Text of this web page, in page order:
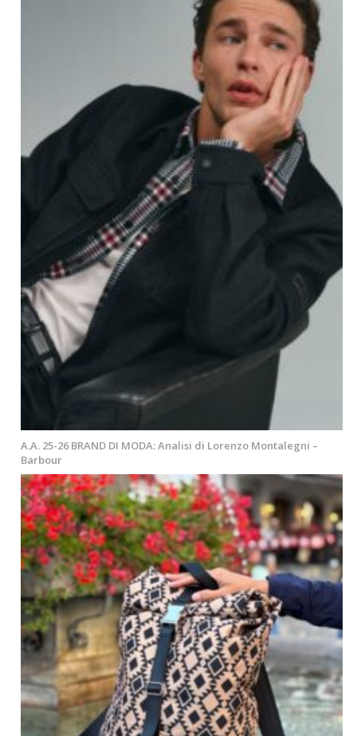
A.A. 25-26 BRAND DI MODA: Analisi di Lorenzo Montalegni –
Barbour